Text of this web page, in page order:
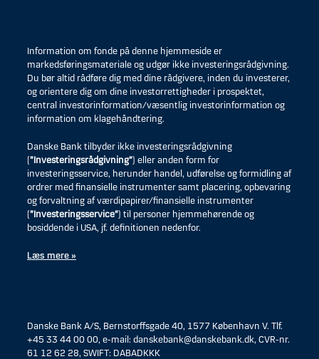
Information om fonde på denne hjemmeside er
markedsføringsmateriale og udgør ikke investeringsrådgivning.
Du bør altid rådføre dig med dine rådgivere, inden du investerer,
og orientere dig om dine investorrettigheder i prospektet,
central investorinformation/væsentlig investorinformation og
information om klagehåndtering.
Danske Bank tilbyder ikke investeringsrådgivning
(”Investeringsrådgivning”) eller anden form for
investeringsservice, herunder handel, udførelse og formidling af
ordrer med finansielle instrumenter samt placering, opbevaring
og forvaltning af værdipapirer/finansielle instrumenter
(”Investeringsservice”) til personer hjemmehørende og
bosiddende i USA, jf. definitionen nedenfor.
Læs mere »
Danske Bank A/S, Bernstorffsgade 40, 1577 København V. Tlf.
+45 33 44 00 00, e-mail: danskebank@danskebank.dk, CVR-nr.
61 12 62 28, SWIFT: DABADKKK